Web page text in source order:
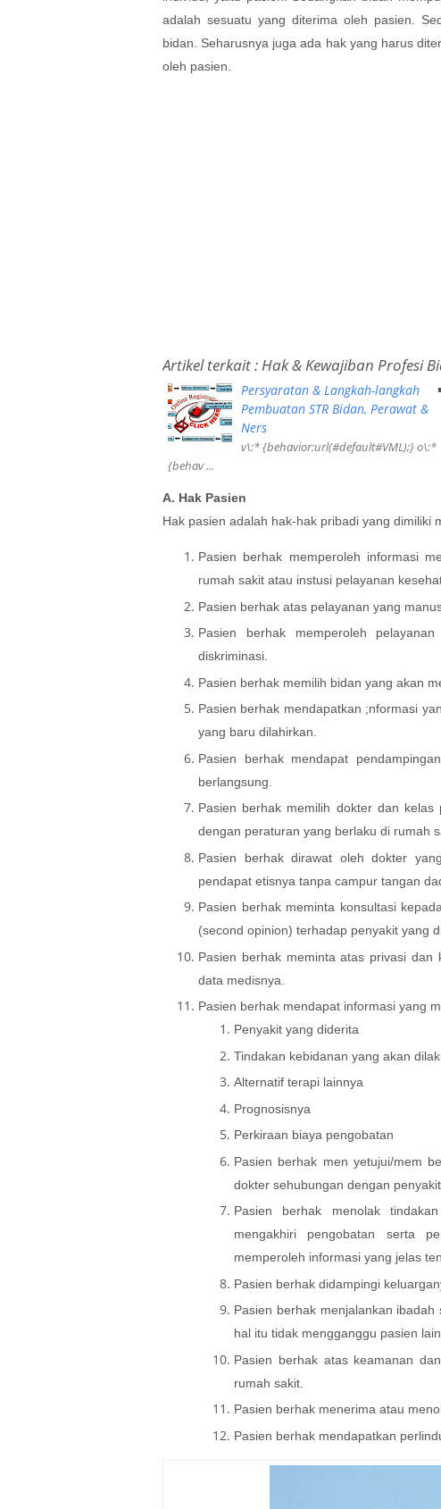
adalah sesuatu yang diterima oleh pasien.
bidan. Seharusnya juga ada hak yang harus
oleh pasien.
Artikel terkait : Hak & Kewajiban Profesi
Persyaratan & Langkah-langkah
Pembuatan STR Bidan, Perawat &
Ners
v\:* {behavior:url(#default#VML);} o\:*
{behav ...
A. Hak Pasien
Hak pasien adalah hak-hak pribadi yang dimiliki
Pasien berhak memperoleh informasi
rumah sakit atau instusi pelayanan
Pasien berhak atas pelayanan yang
Pasien berhak memperoleh
diskriminasi.
Pasien berhak memilih bidan yang akan
Pasien berhak mendapatkan ;nformasi
yang baru dilahirkan.
Pasien berhak mendapat
berlangsung.
Pasien berhak memilih dokter dan
dengan peraturan yang berlaku di rumah
Pasien berhak dirawat oleh dokter
pendapat etisnya tanpa campur tangan
Pasien berhak meminta konsultasi
(second opinion) terhadap penyakit yang
Pasien berhak meminta atas privasi
data medisnya.
Pasien berhak mendapat informasi yang
Penyakit yang diderita
Tindakan kebidanan yang akan
Alternatif terapi lainnya
Prognosisnya
Perkiraan biaya pengobatan
Pasien berhak men yetujui/mem
dokter sehubungan dengan
Pasien berhak menolak
mengakhiri pengobatan serta
memperoleh informasi yang jelas
Pasien berhak didampingi
Pasien berhak menjalankan
hal itu tidak mengganggu pasien
Pasien berhak atas keamanan
rumah sakit.
Pasien berhak menerima atau
Pasien berhak mendapatkan